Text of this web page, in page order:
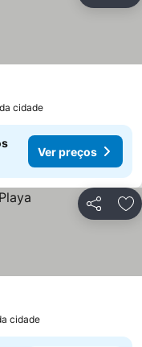
cidade
Ver preços
Partilhar
cidade